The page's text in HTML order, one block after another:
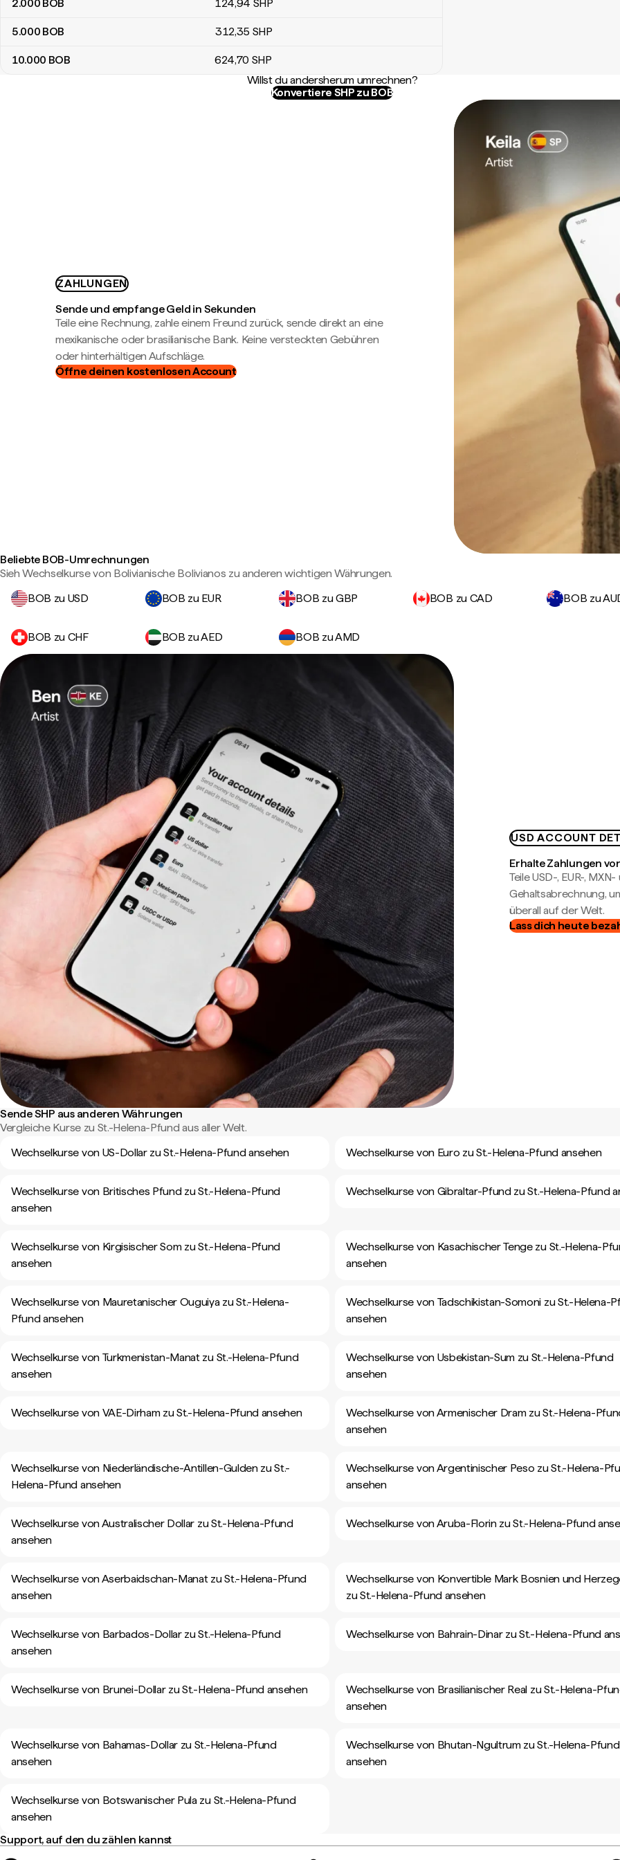
2.000 BOB 124,94 SHP
5.000 BOB 312,35 SHP
10.000 BOB 624,70 SHP
Willst du andersherum umrechnen?
Konvertiere SHP zu BOB
ZAHLUNGEN
Sende und empfange Geld in Sekunden
Teile eine Rechnung, zahle einem Freund zurück, sende direkt an eine
mexikanische oder brasilianische Bank. Keine versteckten Gebühren
oder hinterhältigen Aufschläge.
Öffne deinen kostenlosen Account
Beliebte BOB-Umrechnungen
Sieh Wechselkurse von Bolivianische Bolivianos zu anderen wichtigen Währungen.
BOB zu USD
BOB zu EUR BOB zu GBP BOB zu CAD BOB zu
BOB zu CHF BOB zu AED BOB zu AMD
USD ACCOUNT
Erhalte Zahlungen
Teile USD-, EUR-,
Gehaltsabrechnung,
überall auf der Welt.
Lass dich heute
Sende SHP aus anderen Währungen
Vergleiche Kurse zu St.-Helena-Pfund aus aller Welt.
Wechselkurse von US-Dollar zu St.-Helena-Pfund ansehen
Wechselkurse von Euro zu St.-Helena-Pfund ansehen
Wechselkurse von Britisches Pfund zu St.-Helena-Pfund
ansehen
Wechselkurse von Gibraltar-Pfund zu St.-Helena-Pfund
Wechselkurse von Kirgisischer Som zu St.-Helena-Pfund
ansehen
Wechselkurse von Kasachischer Tenge zu St.-Helena-
ansehen
Wechselkurse von Mauretanischer Ouguiya zu St.-Helena-
Pfund ansehen
Wechselkurse von Tadschikistan-Somoni zu St.-Helena-
ansehen
Wechselkurse von Turkmenistan-Manat zu St.-Helena-Pfund
ansehen
Wechselkurse von Usbekistan-Sum zu St.-Helena-Pfund
ansehen
Wechselkurse von VAE-Dirham zu St.-Helena-Pfund ansehen
Wechselkurse von Armenischer Dram zu St.-Helena-
ansehen
Wechselkurse von Niederländische-Antillen-Gulden zu St.-
Helena-Pfund ansehen
Wechselkurse von Argentinischer Peso zu St.-Helena-
ansehen
Wechselkurse von Australischer Dollar zu St.-Helena-Pfund
ansehen
Wechselkurse von Aruba-Florin zu St.-Helena-Pfund
Wechselkurse von Aserbaidschan-Manat zu St.-Helena-Pfund
ansehen
Wechselkurse von Konvertible Mark Bosnien und
zu St.-Helena-Pfund ansehen
Wechselkurse von Barbados-Dollar zu St.-Helena-Pfund
ansehen
Wechselkurse von Bahrain-Dinar zu St.-Helena-Pfund
Wechselkurse von Brunei-Dollar zu St.-Helena-Pfund ansehen
Wechselkurse von Brasilianischer Real zu St.-Helena-
ansehen
Wechselkurse von Bahamas-Dollar zu St.-Helena-Pfund
ansehen
Wechselkurse von Bhutan-Ngultrum zu St.-Helena-Pfund
ansehen
Wechselkurse von Botswanischer Pula zu St.-Helena-Pfund
ansehen
Support, auf den du zählen kannst